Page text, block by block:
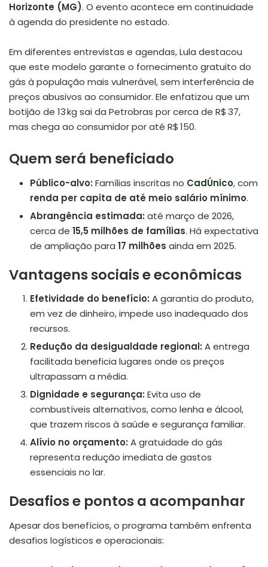
Horizonte (MG). O evento acontece em continuidade
à agenda do presidente no estado.
Em diferentes entrevistas e agendas, Lula destacou
que este modelo garante o fornecimento gratuito do
gás à população mais vulnerável, sem interferência de
preços abusivos ao consumidor. Ele enfatizou que um
botijão de 13 kg sai da Petrobras por cerca de R$ 37,
mas chega ao consumidor por até R$ 150.
Quem será beneficiado
Público-alvo: Famílias inscritas no CadÚnico, com
renda per capita de até meio salário mínimo.
Abrangência estimada: até março de 2026,
cerca de 15,5 milhões de famílias. Há expectativa
de ampliação para 17 milhões ainda em 2025.
Vantagens sociais e econômicas
Efetividade do benefício: A garantia do produto,
em vez de dinheiro, impede uso inadequado dos
recursos.
Redução da desigualdade regional: A entrega
facilitada beneficia lugares onde os preços
ultrapassam a média.
Dignidade e segurança: Evita uso de
combustíveis alternativos, como lenha e álcool,
que trazem riscos à saúde e segurança familiar.
Alívio no orçamento: A gratuidade do gás
representa redução imediata de gastos
essenciais no lar.
Desafios e pontos a acompanhar
Apesar dos benefícios, o programa também enfrenta
desafios logísticos e operacionais: